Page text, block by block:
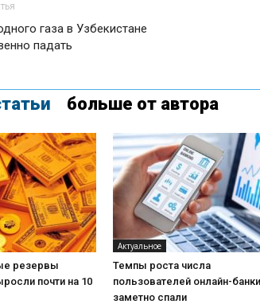
газа в Узбекистане
падать
больше от автора
резервы
почти на 10
Актуальное
Темпы роста числа
пользователей онлайн-
заметно спали